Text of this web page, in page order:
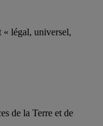
« légal, universel,
de la Terre et de